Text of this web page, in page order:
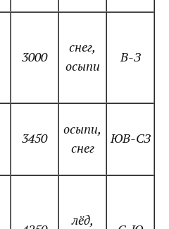
3000
снег,
осыпи
В-З
3450
осыпи,
снег
ЮВ-СЗ
лёд,